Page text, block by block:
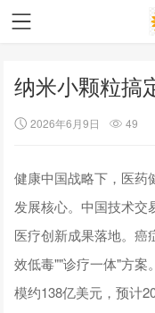
纳米小颗粒搞
2026年6月9日 49
健康中国战略下，医药
发展核心。中国技术交
医疗创新成果落地。癌
效低毒""诊疗一体"方案
模约138亿美元，预计